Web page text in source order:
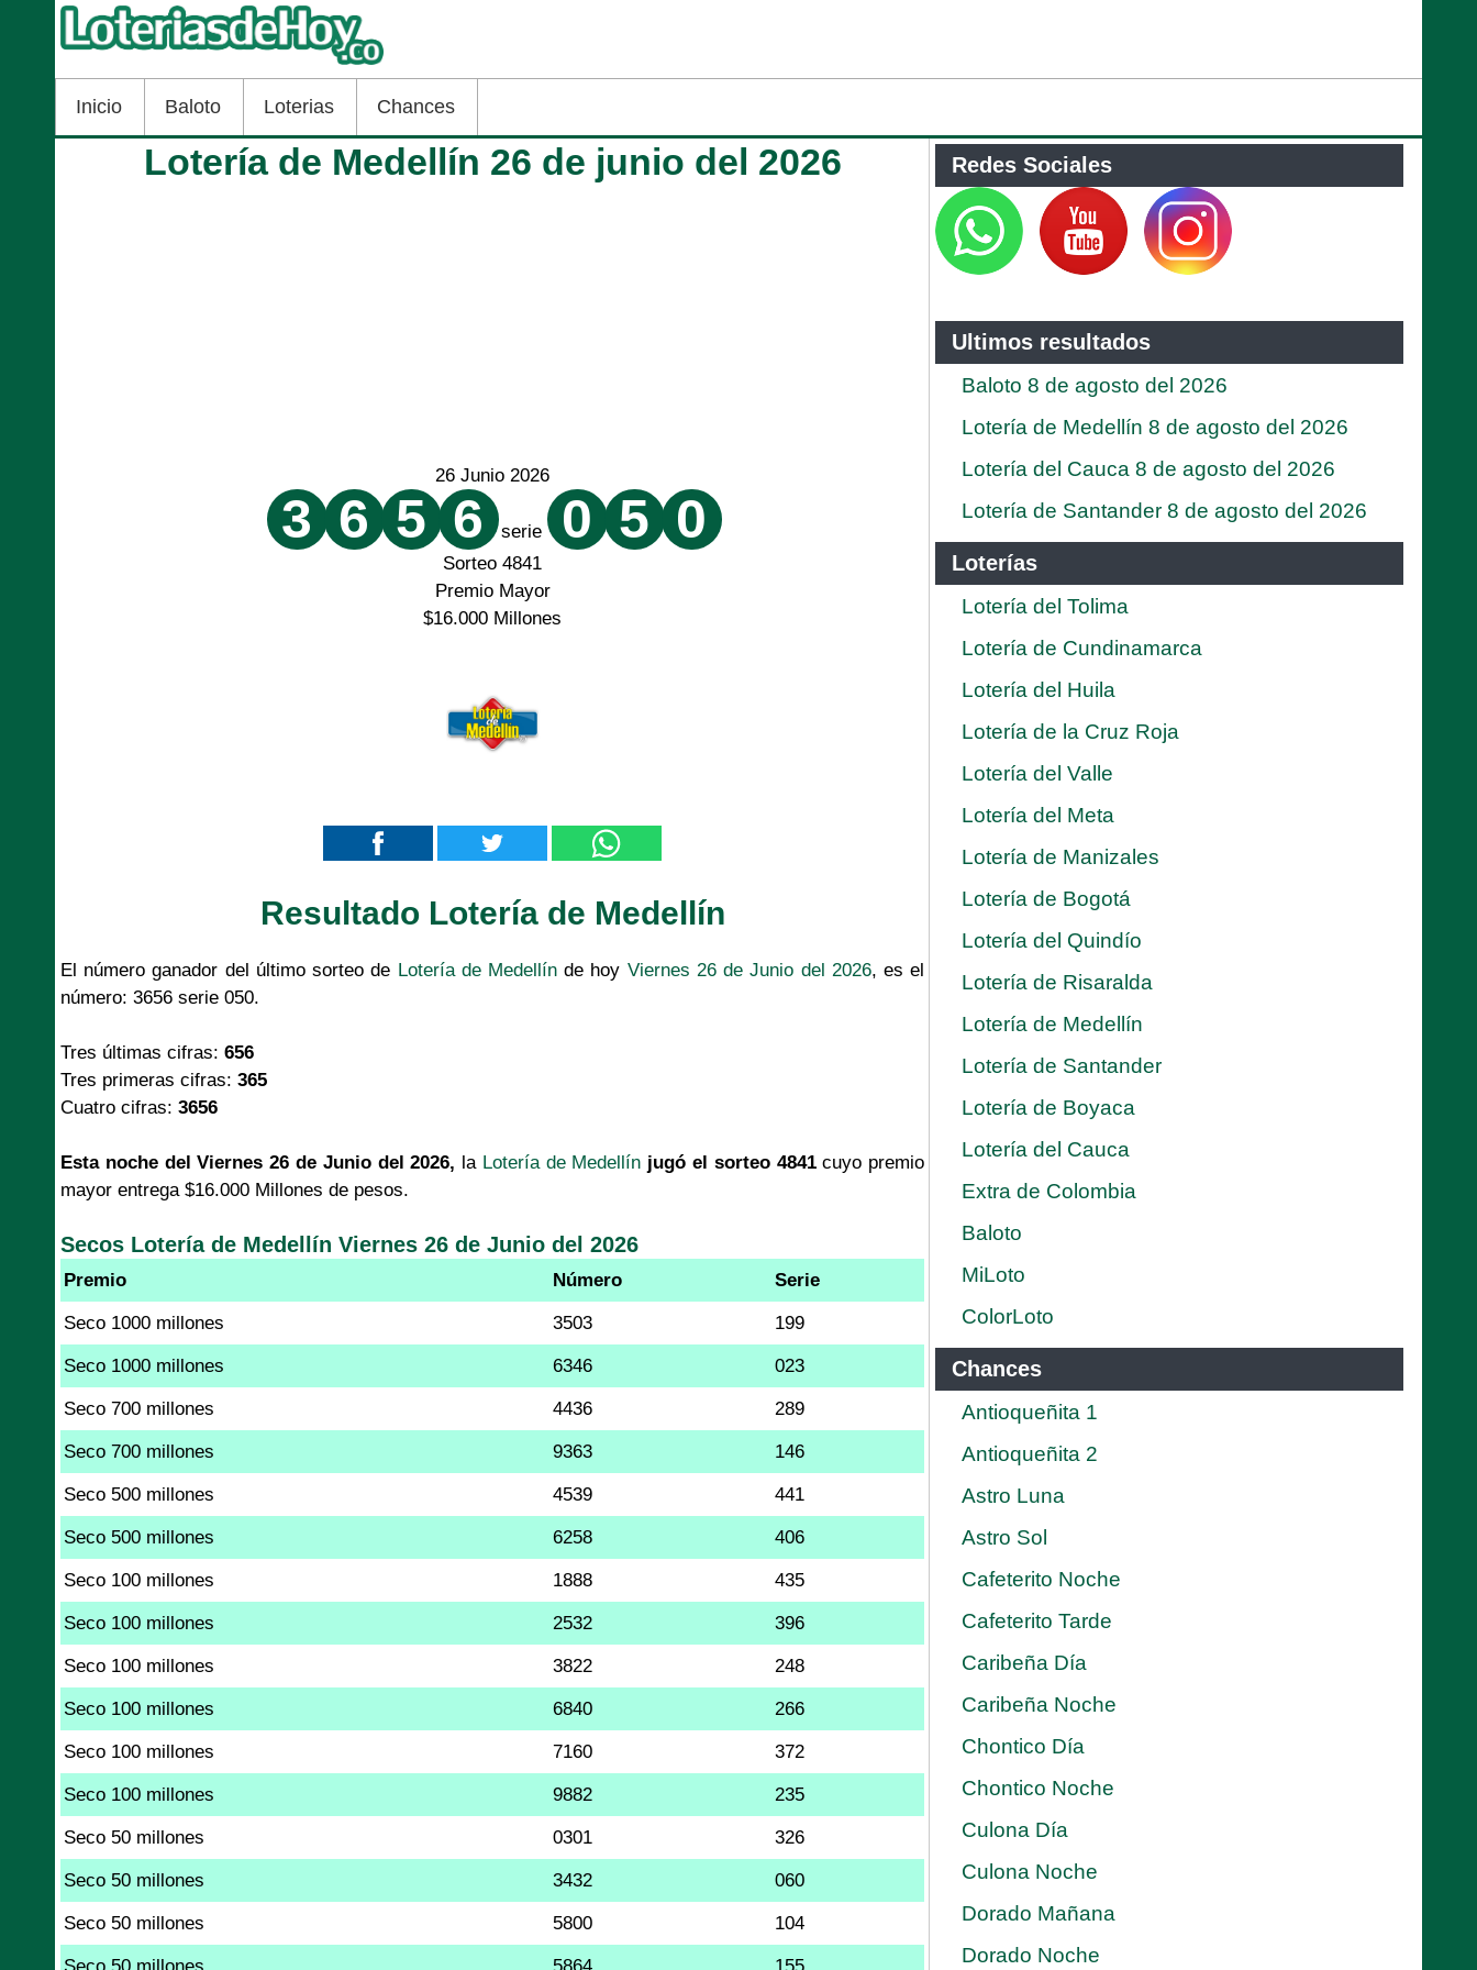
Inicio Baloto Loterias Chances
Lotería de Medellín 26 de junio del 2026
26 Junio 2026
3 6 5 6 serie 0 5 0
Sorteo 4841
Premio Mayor
$16.000 Millones
Resultado Lotería de Medellín
El número ganador del último sorteo de Lotería de Medellínde hoy Viernes 26 de Junio del 2026, es el
número: 3656 serie 050.
Tres últimas cifras: 656
Tres primeras cifras: 365
Cuatro cifras: 3656
Esta noche del Viernes 26 de Junio del 2026, la Lotería de Medellín jugó el sorteo 4841cuyo premio
mayor entrega $16.000 Millones de pesos.
Secos Lotería de Medellín Viernes 26 de Junio del 2026
Premio Número Serie
Seco 1000 millones 3503 199
Seco 1000 millones 6346 023
Seco 700 millones 4436 289
Seco 700 millones 9363 146
Seco 500 millones 4539 441
Seco 500 millones 6258 406
Seco 100 millones 1888 435
Seco 100 millones 2532 396
Seco 100 millones 3822 248
Seco 100 millones 6840 266
Seco 100 millones 7160 372
Seco 100 millones 9882 235
Seco 50 millones 0301 326
Seco 50 millones 3432 060
Seco 50 millones 5800 104
Seco 50 millones 5864 155
Redes Sociales
Ultimos resultados
Baloto 8 de agosto del 2026
Lotería de Medellín 8 de agosto del 2026
Lotería del Cauca 8 de agosto del 2026
Lotería de Santander 8 de agosto del 2026
Loterías
Lotería del Tolima
Lotería de Cundinamarca
Lotería del Huila
Lotería de la Cruz Roja
Lotería del Valle
Lotería del Meta
Lotería de Manizales
Lotería de Bogotá
Lotería del Quindío
Lotería de Risaralda
Lotería de Medellín
Lotería de Santander
Lotería de Boyaca
Lotería del Cauca
Extra de Colombia
Baloto
MiLoto
ColorLoto
Chances
Antioqueñita 1
Antioqueñita 2
Astro Luna
Astro Sol
Cafeterito Noche
Cafeterito Tarde
Caribeña Día
Caribeña Noche
Chontico Día
Chontico Noche
Culona Día
Culona Noche
Dorado Mañana
Dorado Noche